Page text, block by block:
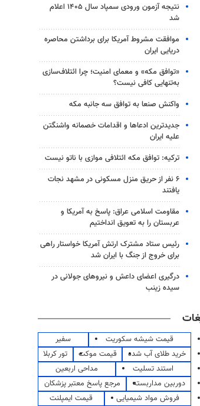
نتیجه آزمون ورودی سمپاد سال ۱۴۰۵ اعلام
شد
موافقت مشروط آمریکا برای برداشتن محاصره
دریایی ایران
«توافق مکه» و معمای امنیت؛ چرا ائتلاف‌سازی
به‌تنهایی کافی نیست؟
واکنش صنعا به توافق سه جانبه مکه
جدیدترین ادعاها و اقدامات خصمانه واشنگتن
علیه ایران
ترکیه: توافق مکه ائتلافی موازی با ناتو نیست
۶ نفر از حریق منزل مسکونی در مشهد نجات
یافتند
مقاومت اسلامی عراق: پاسخ به آمریکا و
عربستان را به تعویق انداختیم
رئیس ستاد مشترک ارتش آمریکا خواستار راهی
برای خروج از جنگ با ایران شد
درگیری اعضای داعش و نیروهای جولانی در
سیده زینب
قیمت شیشه سکوریت
سفیر
خرید طلای آب شده
قیمت موکت
تور کربلا
استند تسلیت
مداحی اربعین
دوربین مداربسته
مرجع پاسخ معتبر پزشکان
فروش مواد شیمیایی
قیمت ایمپلنت